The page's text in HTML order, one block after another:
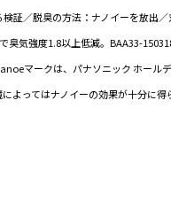
証／脱臭の方法：ナノイーを放出
臭気強度1.8以上低減。BAA33-
マークは、パナソニック ホール
ってはナノイーの効果が十分に得